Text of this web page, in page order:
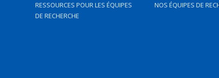
RESSOURCES POUR LES ÉQUIPES
DE RECHERCHE
NOS ÉQUIPES DE